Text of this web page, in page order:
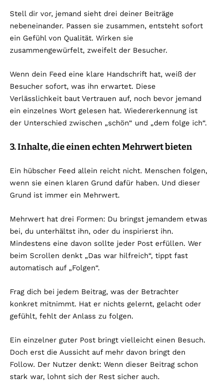
Stell dir vor, jemand sieht drei deiner Beiträge
nebeneinander. Passen sie zusammen, entsteht sofort
ein Gefühl von Qualität. Wirken sie
zusammengewürfelt, zweifelt der Besucher.
Wenn dein Feed eine klare Handschrift hat, weiß der
Besucher sofort, was ihn erwartet. Diese
Verlässlichkeit baut Vertrauen auf, noch bevor jemand
ein einzelnes Wort gelesen hat. Wiedererkennung ist
der Unterschied zwischen „schön“ und „dem folge ich“.
3. Inhalte, die einen echten Mehrwert bieten
Ein hübscher Feed allein reicht nicht. Menschen folgen,
wenn sie einen klaren Grund dafür haben. Und dieser
Grund ist immer ein Mehrwert.
Mehrwert hat drei Formen: Du bringst jemandem etwas
bei, du unterhältst ihn, oder du inspirierst ihn.
Mindestens eine davon sollte jeder Post erfüllen. Wer
beim Scrollen denkt „Das war hilfreich“, tippt fast
automatisch auf „Folgen“.
Frag dich bei jedem Beitrag, was der Betrachter
konkret mitnimmt. Hat er nichts gelernt, gelacht oder
gefühlt, fehlt der Anlass zu folgen.
Ein einzelner guter Post bringt vielleicht einen Besuch.
Doch erst die Aussicht auf mehr davon bringt den
Follow. Der Nutzer denkt: Wenn dieser Beitrag schon
stark war, lohnt sich der Rest sicher auch.